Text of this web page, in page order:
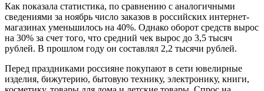
Как показала статистика, по сравнению с аналогичными
сведениями за ноябрь число заказов в российских интернет-
магазинах уменьшилось на 40%. Однако оборот средств вырос
на 30% за счет того, что средний чек вырос до 3,5 тысяч
рублей. В прошлом году он составлял 2,2 тысячи рублей.
Перед праздниками россияне покупают в сети ювелирные
изделия, бижутерию, бытовую технику, электронику, книги,